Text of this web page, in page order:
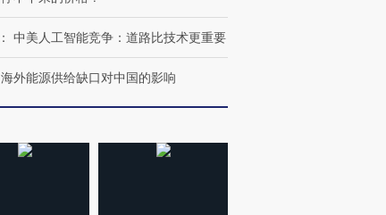
： 中美人工智能竞争：道路比技术更重要
海外能源供给缺口对中国的影响